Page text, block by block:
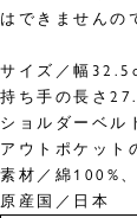
はできませんの
サイズ／幅
持ち手の長さ
ショルダーベル
アウトポケット
素材／綿100%
原産国／日本